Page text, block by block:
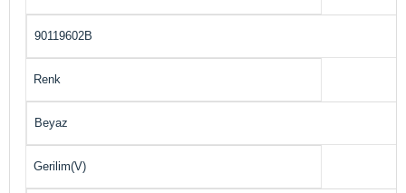
90119602B
Renk
Beyaz
Gerilim(V)